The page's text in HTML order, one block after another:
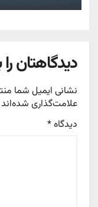
دیدگاهتان
نشانی ایمیل شما
علامت‌گذاری شده‌اند
دیدگاه*